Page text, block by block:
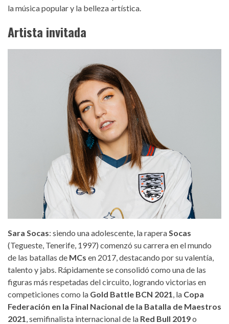
la música popular y la belleza artística.
Artista invitada
sara_socas_3.jpeg
Sara Socas: siendo una adolescente, la raperaSocas
(Tegueste, Tenerife, 1997) comenzó su carrera en el mundo
de las batallas de MCs en 2017, destacando por su valentía,
talento y jabs. Rápidamente se consolidó como una de las
figuras más respetadas del circuito, logrando victorias en
competiciones como la Gold Battle BCN 2021, la Copa
Federación en la Final Nacional de la Batalla de Maestros
2021, semifinalista internacional de la Red Bull 2019o